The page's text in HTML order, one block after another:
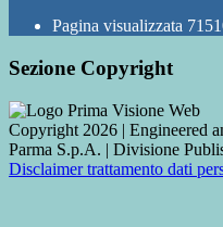
Pagina visualizzata
Sezione Copyright
Copyright 2026 | Engineered
Parma S.p.A. | Divisione
Disclaimer trattamento dati